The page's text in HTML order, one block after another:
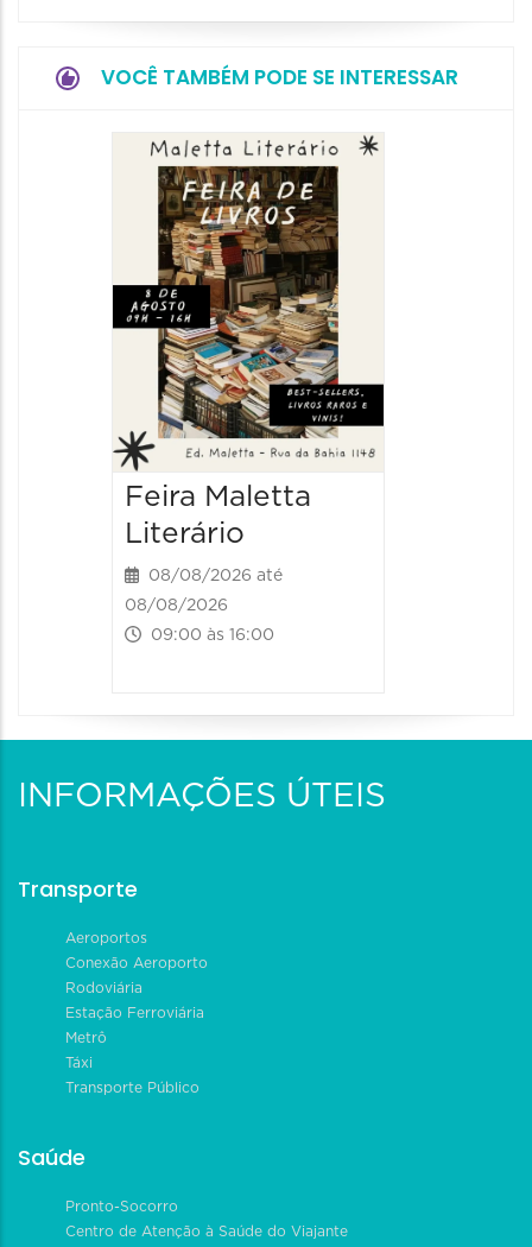
VOCÊ TAMBÉM PODE SE INTERESSAR
Feira Maletta
Literário
08/08/2026 até
08/08/2026
09:00 às 16:00
INFORMAÇÕES ÚTEIS
Transporte
Aeroportos
Conexão Aeroporto
Rodoviária
Estação Ferroviária
Metrô
Táxi
Transporte Público
Saúde
Pronto-Socorro
Centro de Atenção à Saúde do Viajante